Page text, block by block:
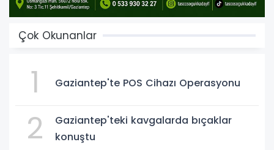
Çok Okunanlar
1 Gaziantep'te POS Cihazı Operasyonu
2
Gaziantep'teki kavgalarda bıçaklar
konuştu